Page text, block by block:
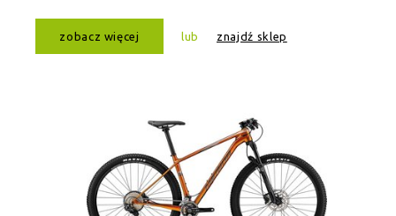
zobacz więcej lub znajdź sklep